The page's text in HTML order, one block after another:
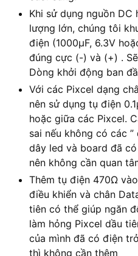
Khi sử dụng nguồn
lượng lớn, chúng tôi
điện (1000µF, 6.3V
đúng cực (-) và (+) .
Dòng khởi động ban
Với các Pixcel dạng
nên sử dụng tụ điện
hoặc giữa các Pixcel.
sai nếu không có các ”
dây led và board đã
nên không cần quan
Thêm tụ điện 470Ω
điều khiển và chân
tiên có thể giúp ngăn
làm hỏng Pixcel dầu
của mình đã có điện
thì không cần thêm